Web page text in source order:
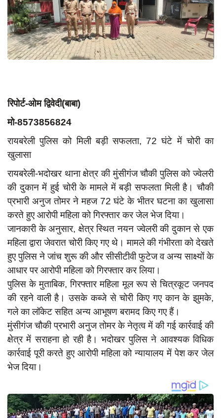
App verify
समस्या
Covid-19
शिक्षा
स्वास्थ्य
साक्षात्कार
सामाजिक
खेल
latest
प्रशासनिक
दुर्घटना
editors-pick
other
Login
Register
English
रिपोर्ट-ओम द्विवेदी(बाबा)
मो-8573856824
रायबरेली पुलिस को मिली बड़ी सफलता, 72 घंटे में चोरी का
खुलासा
रायबरेली-भदोखर थाना क्षेत्र की मुंसीगंज चौकी पुलिस को ज्वेलरी
की दुकान में हुई चोरी के मामले में बड़ी सफलता मिली है। चौकी
प्रभारी अनुज तोमर ने महज 72 घंटे के भीतर घटना का खुलासा
करते हुए आरोपी महिला को गिरफ्तार कर जेल भेज दिया।
जानकारी के अनुसार, क्षेत्र स्थित नयन ज्वेलरी की दुकान से एक
महिला द्वारा जेवरात चोरी किए गए थे। मामले की गंभीरता को देखते
हुए पुलिस ने जांच शुरू की और सीसीटीवी फुटेज व अन्य साक्ष्यों के
आधार पर आरोपी महिला को गिरफ्तार कर लिया।
पुलिस के मुताबिक, गिरफ्तार महिला मूल रूप से चित्रकूट जनपद
की रहने वाली है। उसके कब्जे से चोरी किए गए कान के झुमके,
गले का लॉकेट सहित अन्य आभूषण बरामद किए गए हैं।
मुंसीगंज चौकी प्रभारी अनुज तोमर के नेतृत्व में की गई कार्रवाई की
क्षेत्र में सराहना हो रही है। भदोखर पुलिस ने आवश्यक विधिक
कार्रवाई पूरी करते हुए आरोपी महिला को न्यायालय में पेश कर जेल
भेज दिया।